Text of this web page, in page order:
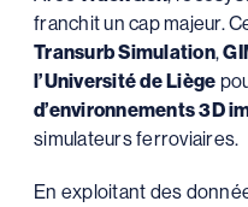
franchit un cap majeur.
Transurb Simulation,
l’Université de Liège
d’environnements 3D
simulateurs ferroviaires.
En exploitant des